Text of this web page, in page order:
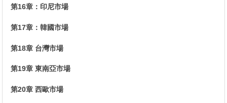
第16章：印尼市場
第17章：韓國市場
第18章 台灣市場
第19章 東南亞市場
第20章 西歐市場